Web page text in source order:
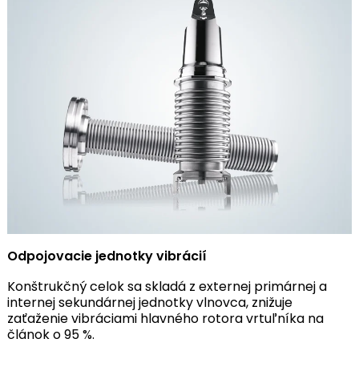
Odpojovacie jednotky vibrácií
Konštrukčný celok sa skladá z externej primárnej a
internej sekundárnej jednotky vlnovca, znižuje
zaťaženie vibráciami hlavného rotora vrtuľníka na
článok o 95 %.